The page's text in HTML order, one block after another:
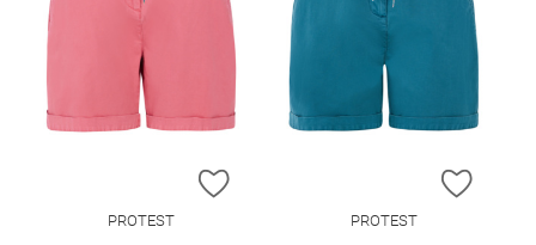
ZUR WUNSCHLISTE HINZUFÜGEN
PROTEST
ZUR
PROTEST